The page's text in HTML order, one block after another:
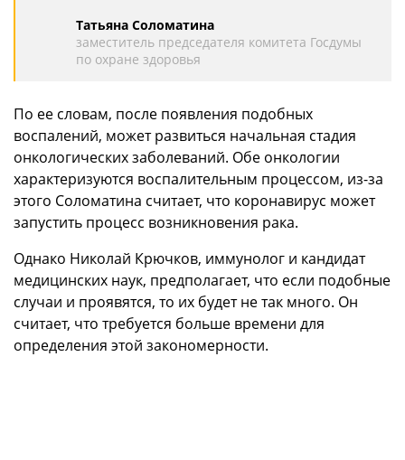
Татьяна Соломатина
заместитель председателя комитета Госдумы
по охране здоровья
По ее словам, после появления подобных
воспалений, может развиться начальная стадия
онкологических заболеваний. Обе онкологии
характеризуются воспалительным процессом, из-за
этого Соломатина считает, что коронавирус может
запустить процесс возникновения рака.
Однако Николай Крючков, иммунолог и кандидат
медицинских наук, предполагает, что если подобные
случаи и проявятся, то их будет не так много. Он
считает, что требуется больше времени для
определения этой закономерности.